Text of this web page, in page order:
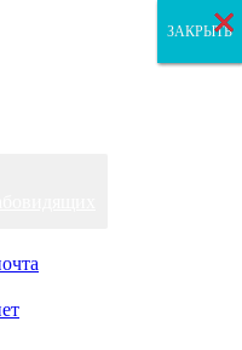
ЗАКРЫТЬ
ЗАКРЫТЬ
ЗАКРЫТЬ
×
×
×